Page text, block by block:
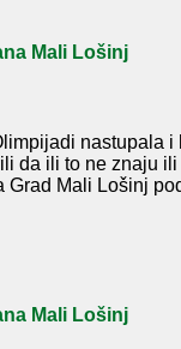
Mali Lošinj
nastupala i
da ili to ne znaju
Mali Lošinj
Mali Lošinj